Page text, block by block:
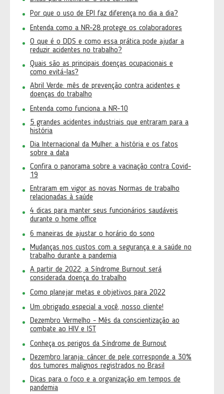
Por que o uso de EPI faz diferença no dia a dia?
Entenda como a NR-28 protege os colaboradores
O que é o DDS e como essa prática pode ajudar a
reduzir acidentes no trabalho?
Quais são as principais doenças ocupacionais e
como evitá-las?
Abril Verde: mês de prevenção contra acidentes e
doenças do trabalho
Entenda como funciona a NR-10
5 grandes acidentes industriais que entraram para a
história
Dia Internacional da Mulher: a história e os fatos
sobre a data
Confira o panorama sobre a vacinação contra Covid-
19
Entraram em vigor as novas Normas de trabalho
relacionadas à saúde
4 dicas para manter seus funcionários saudáveis
durante o home office
6 maneiras de ajustar o horário do sono
Mudanças nos custos com a segurança e a saúde no
trabalho durante a pandemia
A partir de 2022, a Síndrome Burnout será
considerada doença do trabalho
Como planejar metas e objetivos para 2022
Um obrigado especial a você, nosso cliente!
Dezembro Vermelho - Mês da conscientização ao
combate ao HIV e IST
Conheça os perigos da Síndrome de Burnout
Dezembro laranja: câncer de pele corresponde a 30%
dos tumores malignos registrados no Brasil
Dicas para o foco e a organização em tempos de
pandemia